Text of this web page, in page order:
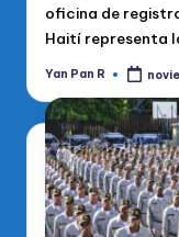
oficina de
Haití representa
Publicado
Yan Pan R